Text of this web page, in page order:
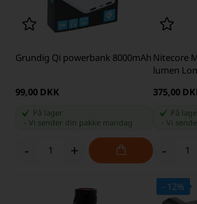
Grundig Qi powerbank 8000mAh
99,00 DKK
På lager
-Vi sender din pakke mandag
- +
Nitecore
lumen
375,00
På
Vi
-
- 12%